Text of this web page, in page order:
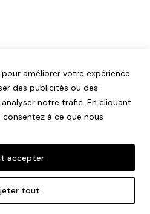
améliorer votre expérience
des publicités ou des
notre trafic. En cliquant
consentez à ce que nous
tout
accepter